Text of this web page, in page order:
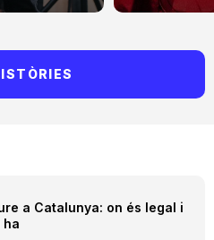
a Catalunya: on és legal i
ha